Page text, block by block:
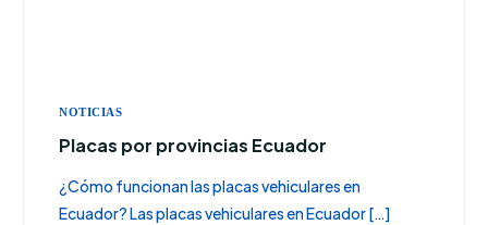
NOTICIAS
Placas por provincias Ecuador
¿Cómo funcionan las placas vehiculares en
Ecuador? Las placas vehiculares en Ecuador […]